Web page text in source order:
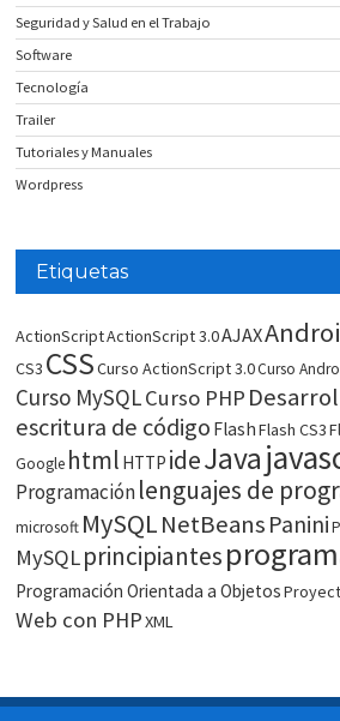
Seguridad y Salud en el Trabajo
Software
Tecnología
Trailer
Tutoriales y Manuales
Wordpress
Etiquetas
ActionScriptActionScript 3.0AJAX
CS3 CSSCurso ActionScript 3.0Curso
Curso MySQLCurso PHP
escritura de código FlashFlash CS3
Google html HTTP ideJava
Programaciónlenguajes de
microsoft MySQLNetBeans Panini
MySQLprincipiantes
Programación Orientada a Objetos
Web con PHPXML